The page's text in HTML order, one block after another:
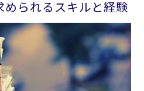
られるスキルと経験